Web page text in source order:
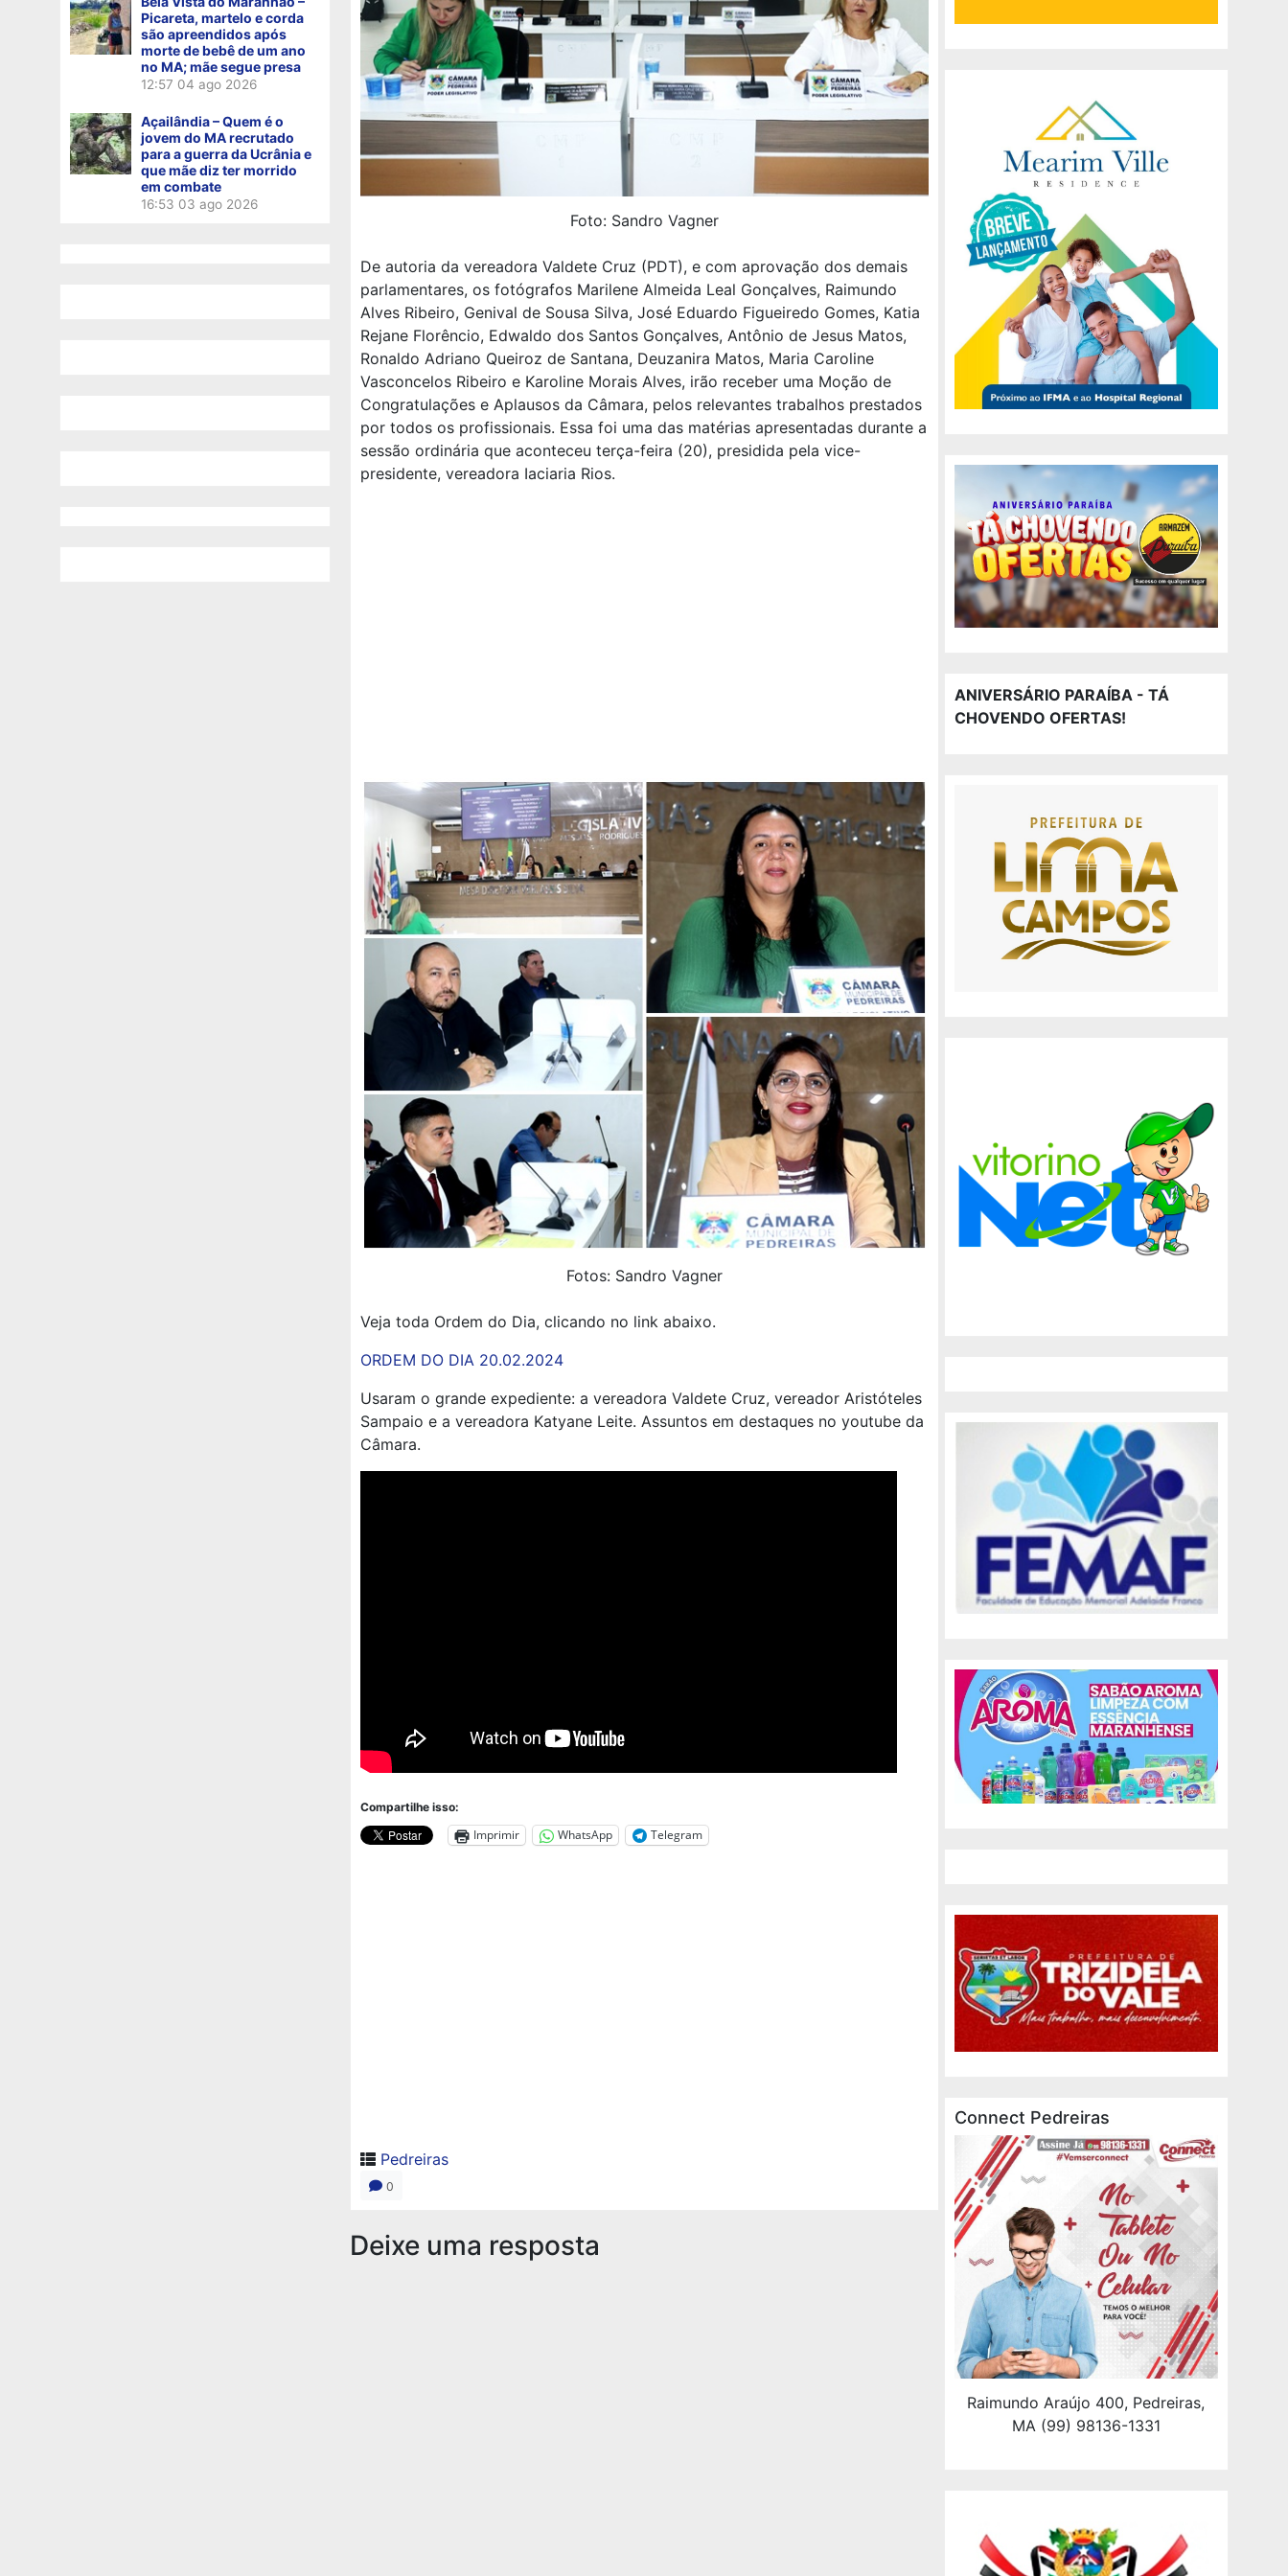
Picareta, martelo e corda
são apreendidos após
morte de bebê de um ano
no MA; mãe segue presa
12:57 04 ago 2026
Açailândia – Quem é o
jovem do MA recrutado
para a guerra da Ucrânia e
que mãe diz ter morrido
em combate
16:53 03 ago 2026
Foto: Sandro Vagner
De autoria da vereadora Valdete Cruz (PDT), e com aprovação dos demais
parlamentares, os fotógrafos Marilene Almeida Leal Gonçalves, Raimundo
Alves Ribeiro, Genival de Sousa Silva, José Eduardo Figueiredo Gomes, Katia
Rejane Florêncio, Edwaldo dos Santos Gonçalves, Antônio de Jesus Matos,
Ronaldo Adriano Queiroz de Santana, Deuzanira Matos, Maria Caroline
Vasconcelos Ribeiro e Karoline Morais Alves, irão receber uma Moção de
Congratulações e Aplausos da Câmara, pelos relevantes trabalhos prestados
por todos os profissionais. Essa foi uma das matérias apresentadas durante a
sessão ordinária que aconteceu terça-feira (20), presidida pela vice-
presidente, vereadora Iaciaria Rios.
Fotos: Sandro Vagner
Veja toda Ordem do Dia, clicando no link abaixo.
ORDEM DO DIA 20.02.2024
Usaram o grande expediente: a vereadora Valdete Cruz, vereador Aristóteles
Sampaio e a vereadora Katyane Leite. Assuntos em destaques no youtube da
Câmara.
Compartilhe isso:
Imprimir WhatsApp Telegram
Pedreiras
0
Deixe uma resposta
ANIVERSÁRIO PARAÍBA - TÁ
CHOVENDO OFERTAS!
Connect Pedreiras
Raimundo Araújo 400, Pedreiras,
MA (99) 98136-1331